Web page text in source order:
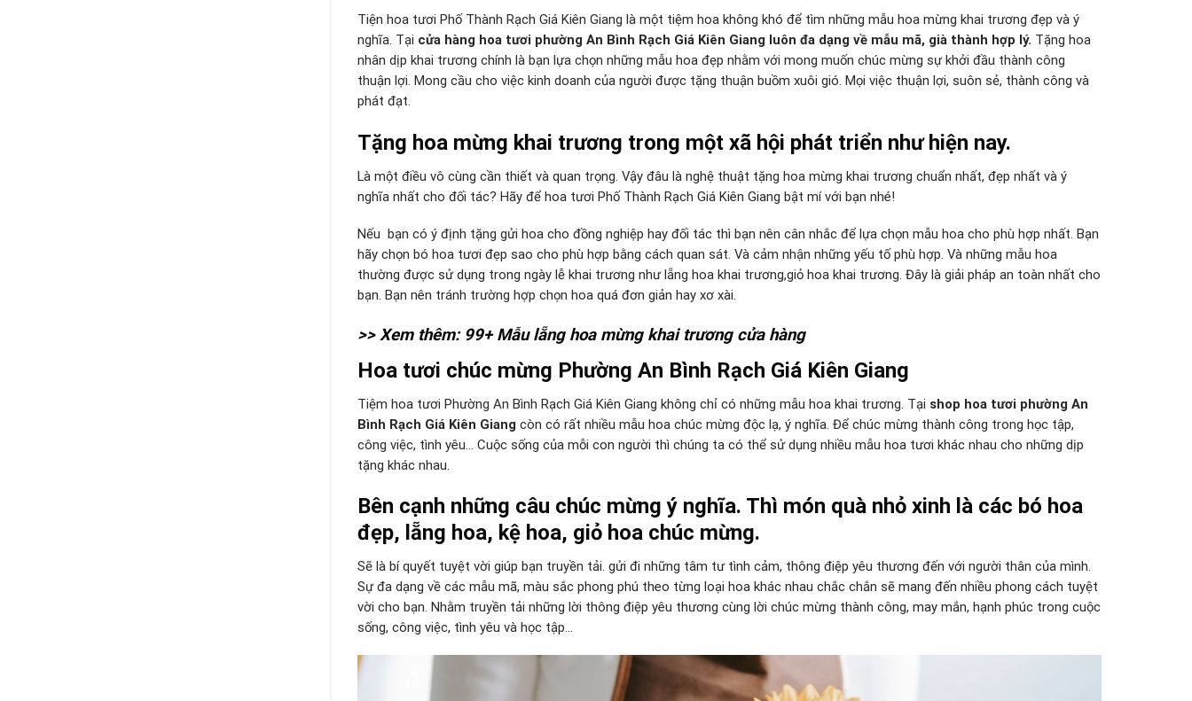
Tiện hoa tươi Phố Thành Rạch Giá Kiên Giang là một tiệm hoa không khó để tìm những mẫu hoa mừng khai trương đẹp và ý
nghĩa. Tại cửa hàng hoa tươi phường An Bình Rạch Giá Kiên Giang luôn đa dạng về mẫu mã, già thành hợp lý. Tặng hoa
nhân dịp khai trương chính là bạn lựa chọn những mẫu hoa đẹp nhằm với mong muốn chúc mừng sự khởi đầu thành công
thuận lợi. Mong cầu cho việc kinh doanh của người được tặng thuận buồm xuôi gió. Mọi việc thuận lợi, suôn sẻ, thành công và
phát đạt.
Tặng hoa mừng khai trương trong một xã hội phát triển như hiện nay.
Là một điều vô cùng cần thiết và quan trọng. Vậy đâu là nghệ thuật tặng hoa mừng khai trương chuẩn nhất, đẹp nhất và ý
nghĩa nhất cho đối tác? Hãy để hoa tươi Phố Thành Rạch Giá Kiên Giang bật mí với bạn nhé!
Nếu bạn có ý định tặng gửi hoa cho đồng nghiệp hay đối tác thì bạn nên cân nhắc để lựa chọn mẫu hoa cho phù hợp nhất. Bạn
hãy chọn bó hoa tươi đẹp sao cho phù hợp bằng cách quan sát. Và cảm nhận những yếu tố phù hợp. Và những mẫu hoa
thường được sử dụng trong ngày lễ khai trương như lẵng hoa khai trương,giỏ hoa khai trương. Đây là giải pháp an toàn nhất cho
bạn. Bạn nên tránh trường hợp chọn hoa quá đơn giản hay xơ xài.
>> Xem thêm: 99+ Mẫu lẵng hoa mừng khai trương cửa hàng
Hoa tươi chúc mừng Phường An Bình Rạch Giá Kiên Giang
Tiệm hoa tươi Phường An Bình Rạch Giá Kiên Giang không chỉ có những mẫu hoa khai trương. Tại shop hoa tươi phường An
Bình Rạch Giá Kiên Giang còn có rất nhiều mẫu hoa chúc mừng độc lạ, ý nghĩa. Để chúc mừng thành công trong học tập,
công việc, tình yêu… Cuộc sống của mỗi con người thì chúng ta có thể sử dụng nhiều mẫu hoa tươi khác nhau cho những dịp
tặng khác nhau.
Bên cạnh những câu chúc mừng ý nghĩa. Thì món quà nhỏ xinh là các bó hoa
đẹp, lẵng hoa, kệ hoa, giỏ hoa chúc mừng.
Sẽ là bí quyết tuyệt vời giúp bạn truyền tải. gửi đi những tâm tư tình cảm, thông điệp yêu thương đến với người thân của mình.
Sự đa dạng về các mẫu mã, màu sắc phong phú theo từng loại hoa khác nhau chắc chắn sẽ mang đến nhiều phong cách tuyệt
vời cho bạn. Nhằm truyền tải những lời thông điệp yêu thương cùng lời chúc mừng thành công, may mắn, hạnh phúc trong cuộc
sống, công việc, tình yêu và học tập…